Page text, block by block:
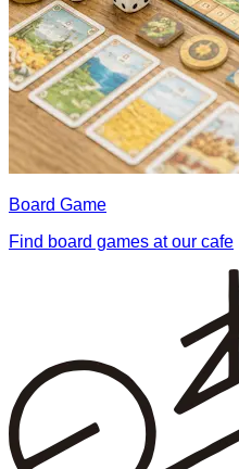
Board Game
Find board games at our cafe